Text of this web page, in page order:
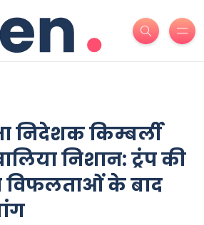
निदेशक किम्बर्ली
निशान: ट्रंप की
विफलताओं के बाद